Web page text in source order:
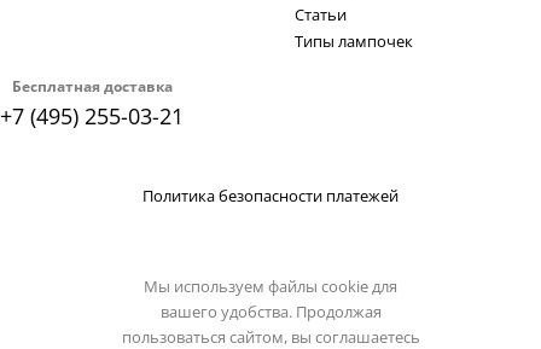
Бесплатная доставка
+7 (495) 255-03-21
Статьи
Типы лампочек
Политика безопасности платежей
Мы используем файлы cookie для
вашего удобства. Продолжая
пользоваться сайтом, вы соглашаетесь